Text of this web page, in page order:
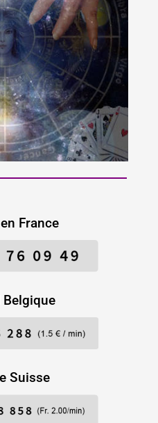
France
Suisse